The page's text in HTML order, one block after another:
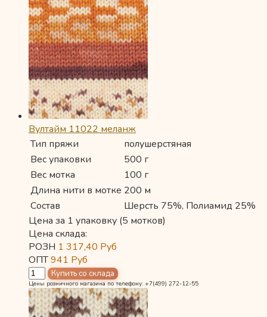
Вултайм 11022 меланж
Тип пряжи
полушерстяная
Вес упаковки
500 г
Вес мотка
100 г
Длина нити в мотке 200 м
Состав
Шерсть 75%, Полиамид 25%
Цена за 1 упаковку (5 мотков)
Цена склада:
РОЗН 1 317,40 Руб
ОПТ941 Руб
Цены розничного магазина по телефону: +7(499) 272-12-55